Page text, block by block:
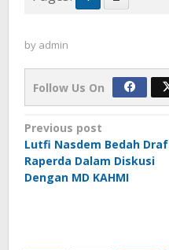
by admin
Follow Us On
Post
navigation
Previous post
Lutfi Nasdem Bedah Draf
Raperda Dalam Diskusi
Dengan MD KAHMI